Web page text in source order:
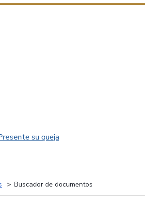
su queja
Buscador de documentos